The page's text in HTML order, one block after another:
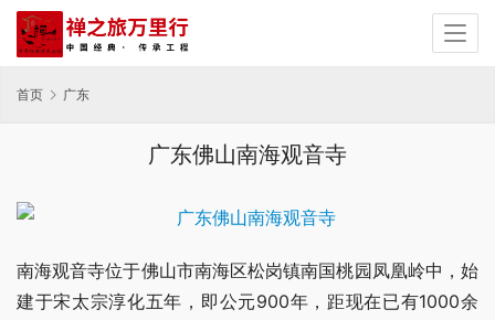
首页 广东
广东佛山南海观音寺
南海观音寺位于佛山市南海区松岗镇南国桃园凤凰岭中，始
建于宋太宗淳化五年，即公元900年，距现在已有1000余